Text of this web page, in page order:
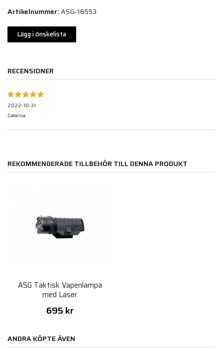
Artikelnummer:ASG-16553
Lägg i önskelista
RECENSIONER
2022-10-31
Catalina
REKOMMENDERADE TILLBEHÖR TILL DENNA PRODUKT
ASG Taktisk Vapenlampa
med Laser
695 kr
ANDRA KÖPTE ÄVEN